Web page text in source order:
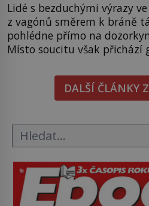
Lidé s bezduchými výrazy
z vagónů směrem k bráně
pohlédne přímo na
Místo soucitu však přichází
Rudolf Höss (1901–1947),
1979) či Heinrich Himmler
o koho se historie jen
DALŠÍ ČLÁNKY